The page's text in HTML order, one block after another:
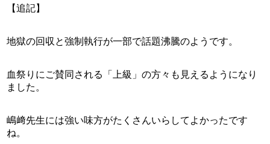
【追記】
地獄の回収と強制執行が一部で話題沸騰のようです。
血祭りにご賛同される「上級」の方々も見えるようになり
ました。
嶋﨑先生には強い味方がたくさんいらしてよかったです
ね。